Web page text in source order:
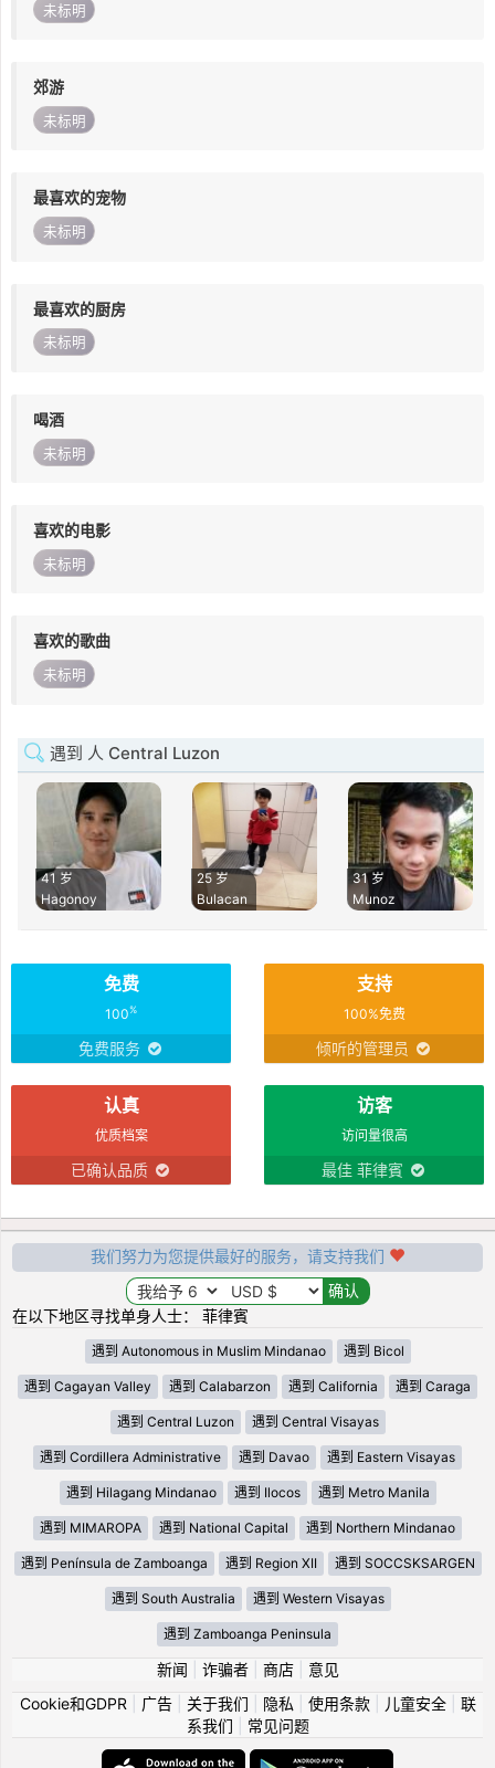
未标明
郊游
未标明
最喜欢的宠物
未标明
最喜欢的厨房
未标明
喝酒
未标明
喜欢的电影
未标明
喜欢的歌曲
未标明
遇到 人 Central Luzon
41 岁
Hagonoy
25 岁
Bulacan
31 岁
Munoz
免费
100%
免费服务
支持
100%免费
倾听的管理员
认真
优质档案
已确认品质
访客
访问量很高
最佳 菲律賓
我们努力为您提供最好的服务，请支持我们
在以下地区寻找单身人士： 菲律賓
遇到 Autonomous in Muslim Mindanao 遇到 Bicol
遇到 Cagayan Valley 遇到 Calabarzon 遇到 California 遇到 Caraga
遇到 Central Luzon 遇到 Central Visayas
遇到 Cordillera Administrative 遇到 Davao 遇到 Eastern Visayas
遇到 Hilagang Mindanao 遇到 Ilocos 遇到 Metro Manila
遇到 MIMAROPA 遇到 National Capital 遇到 Northern Mindanao
遇到 Península de Zamboanga 遇到 Region XII 遇到 SOCCSKSARGEN
遇到 South Australia 遇到 Western Visayas
遇到 Zamboanga Peninsula
新闻 诈骗者| 商店| 意见
Cookie和GDPR
广告| 关于我们 隐私 使用条款| 儿童安全| 联
系我们
常见问题